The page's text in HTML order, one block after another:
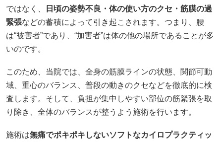
ではなく、
日頃の姿勢不良・体の使い方のクセ・筋膜の過
緊張などの蓄積によって引き起こされます。つまり、腰
は“被害者”であり、“加害者”は体の他の場所であることが多
いのです。
このため、当院では、全身の筋膜ラインの状態、関節可動
域、重心のバランス、普段の動きのクセなどを徹底的に検
査します。そして、負担が集中しやすい部位の筋緊張を取
り除き、全体のバランスが整うよう施術を行います。
施術は無痛でポキポキしないソフトなカイロプラクティッ